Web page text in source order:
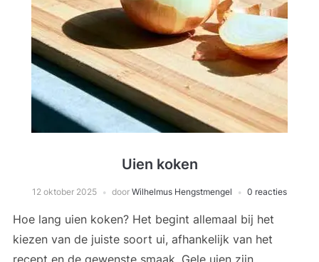
Uien koken
12 oktober 2025 door Wilhelmus Hengstmengel 0 reacties
Hoe lang uien koken? Het begint allemaal bij het
kiezen van de juiste soort ui, afhankelijk van het
recept en de gewenste smaak. Gele uien zijn